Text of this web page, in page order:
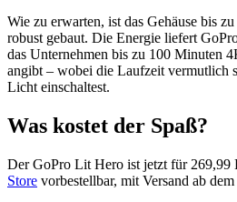
Wie zu erwarten, ist das Gehäuse bis
robust gebaut. Die Energie liefert
das Unternehmen bis zu 100 Minuten
angibt – wobei die Laufzeit vermutlich
Licht einschaltest.
Was kostet der Spaß?
Der GoPro Lit Hero ist jetzt für 269,99
Store vorbestellbar, mit Versand ab